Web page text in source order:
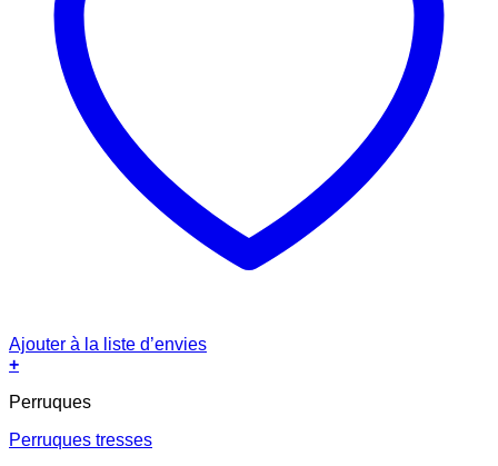
Ajouter à la liste d’envies
+
Perruques
Perruques tresses